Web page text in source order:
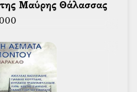
Μαύρης Θάλασσας